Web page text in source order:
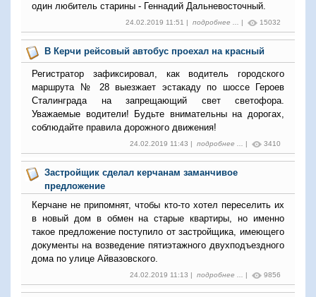
один любитель старины - Геннадий Дальневосточный.
24.02.2019 11:51 | подробнее ... | 15032
В Керчи рейсовый автобус проехал на красный
Регистратор зафиксировал, как водитель городского
маршрута № 28 выезжает эстакаду по шоссе Героев
Сталинграда на запрещающий свет светофора.
Уважаемые водители! Будьте внимательны на дорогах,
соблюдайте правила дорожного движения!
24.02.2019 11:43 | подробнее ... | 3410
Застройщик сделал керчанам заманчивое
предложение
Керчане не припомнят, чтобы кто-то хотел переселить их
в новый дом в обмен на старые квартиры, но именно
такое предложение поступило от застройщика, имеющего
документы на возведение пятиэтажного двухподъездного
дома по улице Айвазовского.
24.02.2019 11:13 | подробнее ... | 9856